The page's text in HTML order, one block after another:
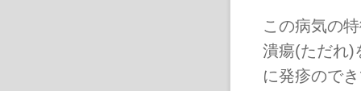
この病気の
潰瘍(ただれ)
に発疹ので